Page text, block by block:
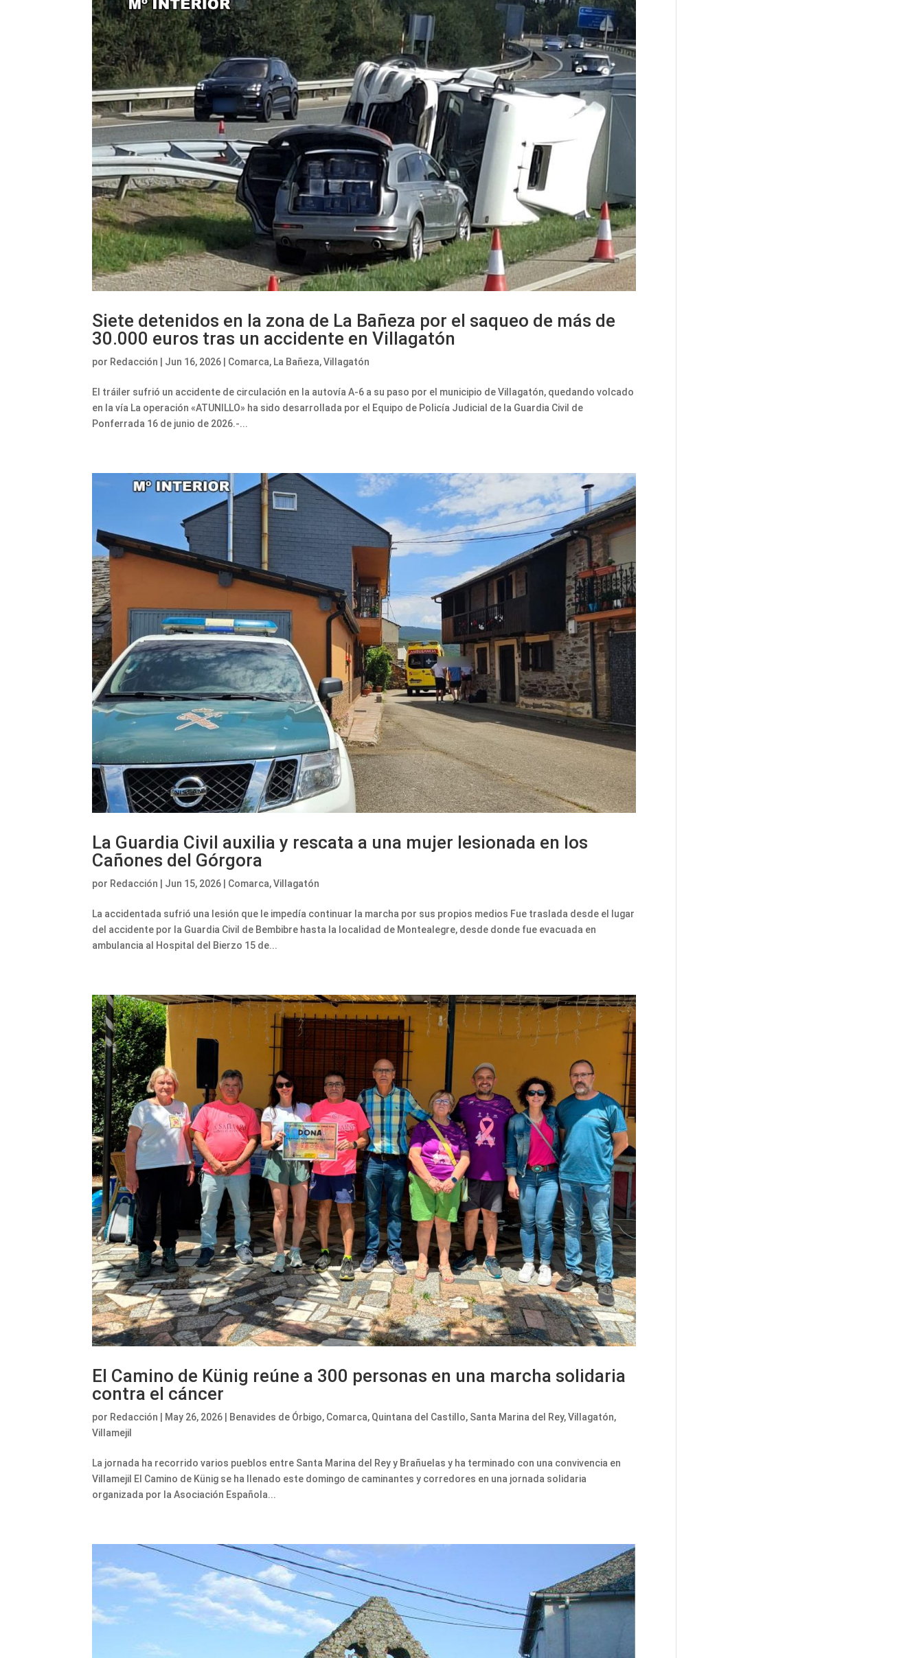
Siete detenidos en la zona de La Bañeza por el saqueo de más de
30.000 euros tras un accidente en Villagatón
por Redacción Jun 16, 2026 Comarca, La Bañeza,Villagatón
El tráiler sufrió un accidente de circulación en la autovía A-6 a su paso por el municipio de Villagatón, quedando volcado
en la vía La operación «ATUNILLO» ha sido desarrollada por el Equipo de Policía Judicial de la Guardia Civil de
Ponferrada 16 de junio de 2026.-...
La Guardia Civil auxilia y rescata a una mujer lesionada en los
Cañones del Górgora
por Redacción Jun 15, 2026 Comarca,Villagatón
La accidentada sufrió una lesión que le impedía continuar la marcha por sus propios medios Fue traslada desde el lugar
del accidente por la Guardia Civil de Bembibre hasta la localidad de Montealegre, desde donde fue evacuada en
ambulancia al Hospital del Bierzo 15 de...
El Camino de Künig reúne a 300 personas en una marcha solidaria
contra el cáncer
por Redacción May 26, 2026 Benavides de Órbigo, Comarca, Quintana del Castillo, Santa Marina del Rey,Villagatón,
Villamejil
La jornada ha recorrido varios pueblos entre Santa Marina del Rey y Brañuelas y ha terminado con una convivencia en
Villamejil El Camino de Künig se ha llenado este domingo de caminantes y corredores en una jornada solidaria
organizada por la Asociación Española...